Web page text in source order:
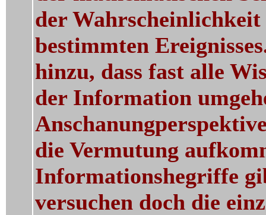
der Wahrscheinlichkeit
bestimmten
hinzu, dass fast alle
der Information
die Vermutung
Informationshegriffe
versuchen doch die